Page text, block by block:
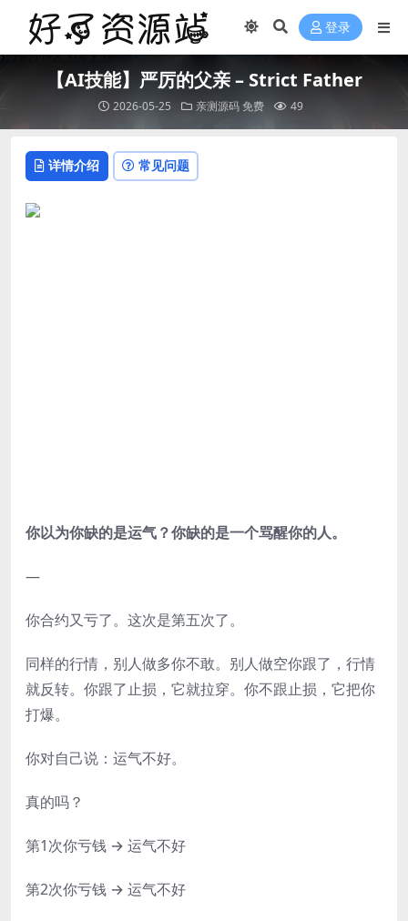
登录
【AI技能】严厉的父亲 – Strict Father
2026-05-25 亲测源码 免费 49
详情介绍 常见问题
你以为你缺的是运气？你缺的是一个骂醒你的人。
—
你合约又亏了。这次是第五次了。
同样的行情，别人做多你不敢。别人做空你跟了，行情
就反转。你跟了止损，它就拉穿。你不跟止损，它把你
打爆。
你对自己说：运气不好。
真的吗？
第1次你亏钱 → 运气不好
第2次你亏钱 → 运气不好